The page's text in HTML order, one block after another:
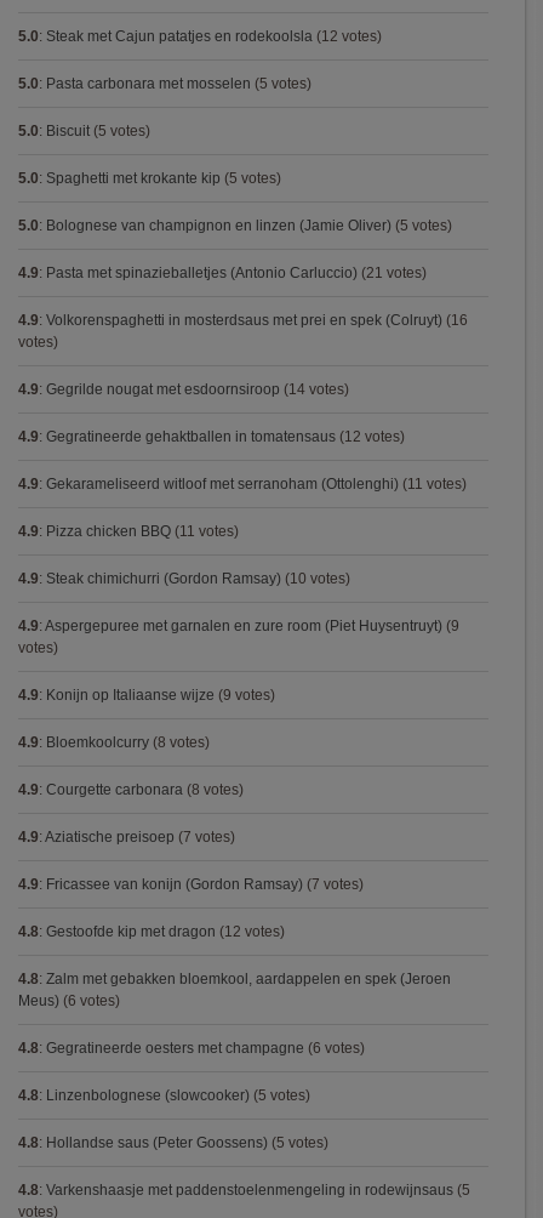
5.0: Steak met Cajun patatjes en rodekoolsla (12 votes)
5.0: Pasta carbonara met mosselen (5 votes)
5.0: Biscuit (5 votes)
5.0: Spaghetti met krokante kip (5 votes)
5.0: Bolognese van champignon en linzen (Jamie Oliver) (5 votes)
4.9: Pasta met spinazieballetjes (Antonio Carluccio) (21 votes)
4.9: Volkorenspaghetti in mosterdsaus met prei en spek (Colruyt) (16
votes)
4.9: Gegrilde nougat met esdoornsiroop (14 votes)
4.9: Gegratineerde gehaktballen in tomatensaus (12 votes)
4.9: Gekarameliseerd witloof met serranoham (Ottolenghi) (11 votes)
4.9: Pizza chicken BBQ (11 votes)
4.9: Steak chimichurri (Gordon Ramsay) (10 votes)
4.9: Aspergepuree met garnalen en zure room (Piet Huysentruyt) (9
votes)
4.9: Konijn op Italiaanse wijze (9 votes)
4.9: Bloemkoolcurry (8 votes)
4.9: Courgette carbonara (8 votes)
4.9: Aziatische preisoep (7 votes)
4.9: Fricassee van konijn (Gordon Ramsay) (7 votes)
4.8: Gestoofde kip met dragon (12 votes)
4.8: Zalm met gebakken bloemkool, aardappelen en spek (Jeroen
Meus) (6 votes)
4.8: Gegratineerde oesters met champagne (6 votes)
4.8: Linzenbolognese (slowcooker) (5 votes)
4.8: Hollandse saus (Peter Goossens) (5 votes)
4.8: Varkenshaasje met paddenstoelenmengeling in rodewijnsaus (5
votes)